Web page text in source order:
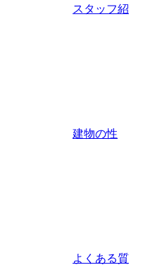
スタッフ紹
建物の性
よくある質